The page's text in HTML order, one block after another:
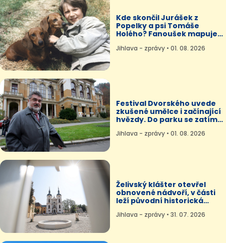
Kde skončil Jurášek z
Popelky a psi Tomáše
Holého? Fanoušek mapuje
Jihlava - zprávy • 01. 08. 2026
Festival Dvorského uvede
zkušené umělce i začínající
hvězdy. Do parku se zatím
Jihlava - zprávy • 01. 08. 2026
Želivský klášter otevřel
obnovené nádvoří, v části
leží původní historická
Jihlava - zprávy • 31. 07. 2026